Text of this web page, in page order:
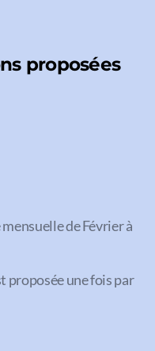
proposées
de Février à
proposée une fois par